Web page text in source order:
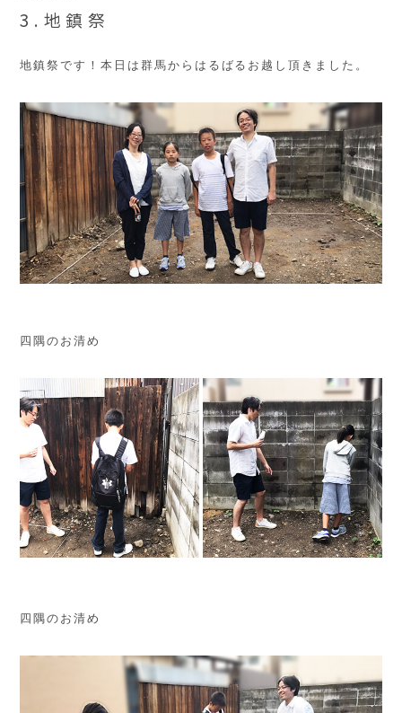
3.地鎮祭
地鎮祭です！本日は群馬からはるばるお越し頂きました。
四隅のお清め
四隅のお清め